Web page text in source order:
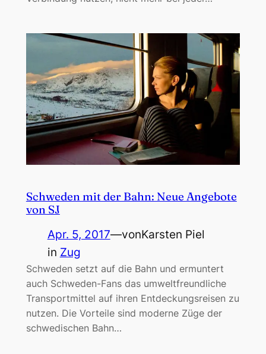
Schweden mit der Bahn: Neue Angebote
von SJ
Apr. 5, 2017—vonKarsten Piel
in Zug
Schweden setzt auf die Bahn und ermuntert
auch Schweden-Fans das umweltfreundliche
Transportmittel auf ihren Entdeckungsreisen zu
nutzen. Die Vorteile sind moderne Züge der
schwedischen Bahn…